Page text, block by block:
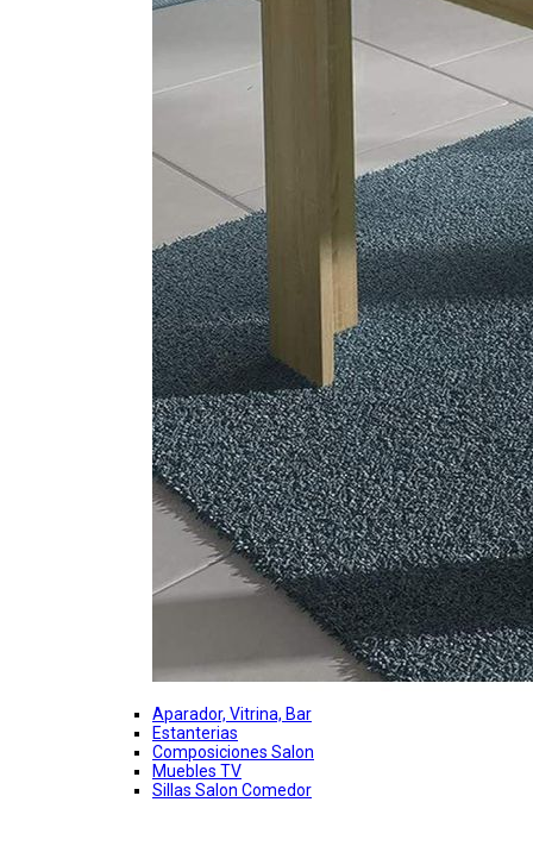
Aparador, Vitrina, Bar
Estanterias
Composiciones Salon
Muebles TV
Sillas Salon Comedor